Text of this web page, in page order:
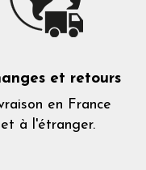
et retours
en France
et à l'étranger.